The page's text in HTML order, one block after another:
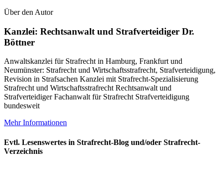
Über den Autor
Kanzlei: Rechtsanwalt und Strafverteidiger Dr.
Böttner
Anwaltskanzlei für Strafrecht in Hamburg, Frankfurt und
Neumünster: Strafrecht und Wirtschaftsstrafrecht, Strafverteidigung,
Revision in Strafsachen Kanzlei mit Strafrecht-Spezialisierung
Strafrecht und Wirtschaftsstrafrecht Rechtsanwalt und
Strafverteidiger Fachanwalt für Strafrecht Strafverteidigung
bundesweit
Mehr Informationen
Evtl. Lesenswertes in Strafrecht-Blog und/oder Strafrecht-
Verzeichnis